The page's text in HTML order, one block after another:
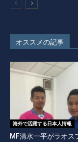
オススメの記事
海外で活躍する日本人情報
MF清水一平がラオス